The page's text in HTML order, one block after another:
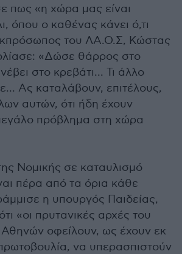
πως «η χώρα μας είναι
όπου ο καθένας κάνει ό,τι
του ΛΑ.Ο.Σ, Κώστας
«Δώσε θάρρος στο
στο κρεβάτι... Τι άλλο
Ας καταλάβουν, επιτέλους,
αυτών, ότι ήδη έχουν
πρόβλημα στη χώρα
Νομικής σε καταυλισμό
πέρα από τα όρια κάθε
η υπουργός Παιδείας,
«οι πρυτανικές αρχές του
Αθηνών οφείλουν, ως έχουν εκ
να υπερασπιστούν